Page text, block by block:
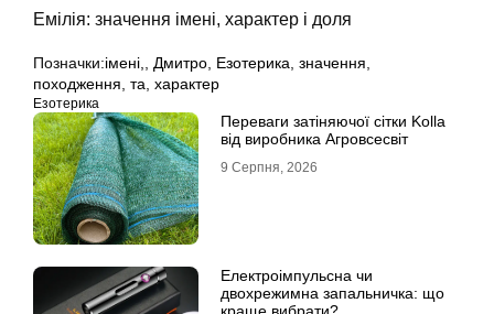
Емілія: значення імені, характер і доля
Позначки:імені,, Дмитро, Езотерика, значення,
походження, та, характер
Езотерика
Переваги затіняючої сітки Kolla
від виробника Агровсесвіт
9 Серпня, 2026
Електроімпульсна чи
двохрежимна запальничка: що